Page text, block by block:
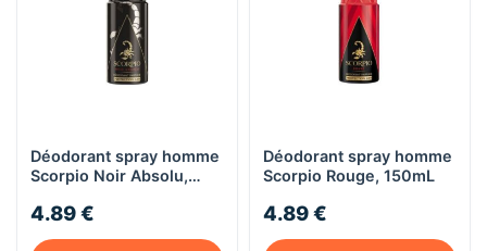
Déodorant spray homme
Scorpio Noir Absolu,
4.89 €
Déodorant spray homme
Scorpio Rouge, 150mL
4.89 €